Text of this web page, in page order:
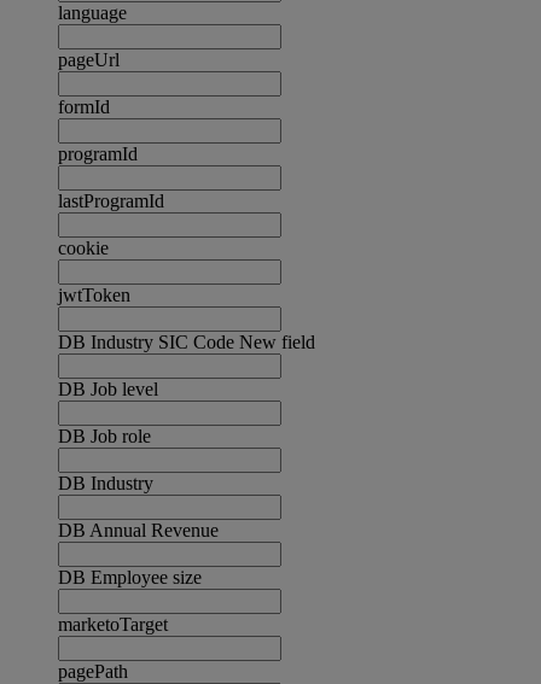
language
pageUrl
formId
programId
lastProgramId
cookie
jwtToken
DB Industry SIC Code New field
DB Job level
DB Job role
DB Industry
DB Annual Revenue
DB Employee size
marketoTarget
pagePath